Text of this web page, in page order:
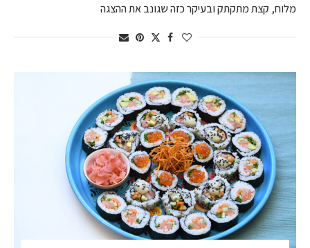
מלוח, קצת מתקתק ובעיקר כזה שגונב את ההצגה